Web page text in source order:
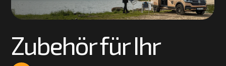
Zubehör für Ihr